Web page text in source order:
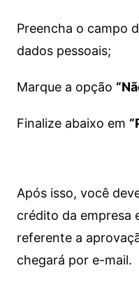
Preencha o campo
dados pessoais;
Marque a opção
Finalize abaixo em
Após isso, você
crédito da empresa
referente a
chegará por e-mail.